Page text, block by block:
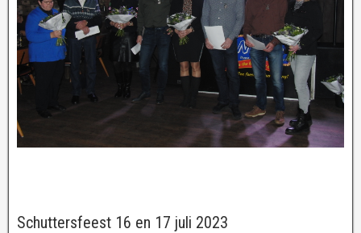
Schuttersfeest 16 en 17 juli 2023